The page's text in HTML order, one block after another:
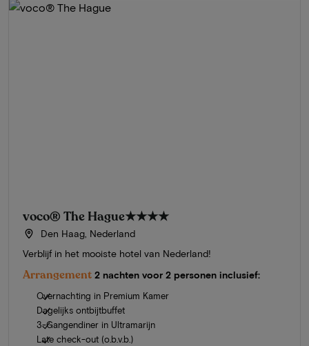
voco® The Hague★★★★
Den Haag, Nederland
Verblijf in het mooiste hotel van Nederland!
Arrangement 2 nachten voor 2 personen inclusief:
Overnachting in Premium Kamer
Dagelijks ontbijtbuffet
3-Gangendiner in Ultramarijn
Late check-out (o.b.v.b.)